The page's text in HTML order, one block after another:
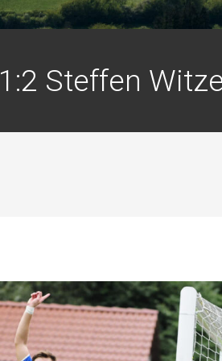
1:2 Steffen